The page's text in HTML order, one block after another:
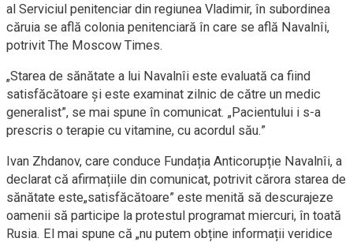
al Serviciul penitenciar din regiunea Vladimir, în subordinea
căruia se află colonia penitenciară în care se află Navalnîi,
potrivit The Moscow Times.
„Starea de sănătate a lui Navalnîi este evaluată ca fiind
satisfăcătoare și este examinat zilnic de către un medic
generalist”, se mai spune în comunicat. „Pacientului i s-a
prescris o terapie cu vitamine, cu acordul său.”
Ivan Zhdanov, care conduce Fundația Anticorupție Navalnîi, a
declarat că afirmațiile din comunicat, potrivit cărora starea de
sănătate este„satisfăcătoare” este menită să descurajeze
oamenii să participe la protestul programat miercuri, în toată
Rusia. El mai spune că „nu putem obține informații veridice